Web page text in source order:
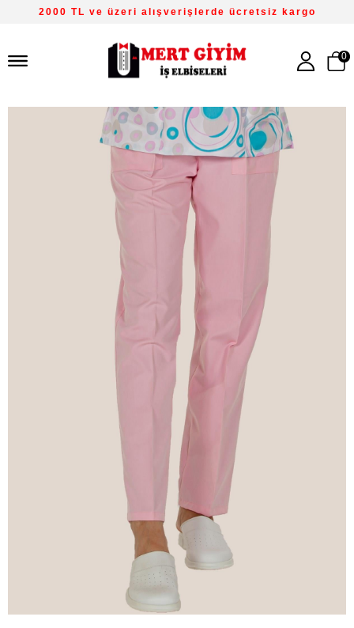
2000 TL ve üzeri alışverişlerde ücretsiz kargo
0